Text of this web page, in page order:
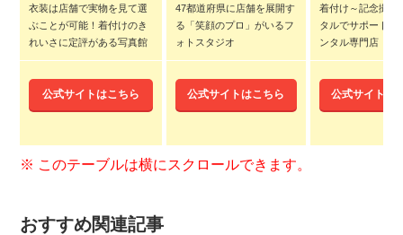
衣装は店舗で実物を見て選
ぶことが可能！着付けのき
れいさに定評がある写真館
47都道府県に店舗を展開す
る「笑顔のプロ」がいるフ
ォトスタジオ
着付け～記念撮影
タルでサポートす
ンタル専門店
公式サイトはこちら 公式サイトはこちら 公式サイトは
おすすめ関連記事